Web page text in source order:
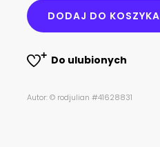
DODAJ DO KOSZYKA
Do ulubionych
Autor: © rodjulian #41628831